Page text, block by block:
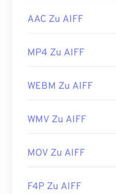
AAC Zu AIFF
MP4 Zu AIFF
WEBM Zu AIFF
WMV Zu AIFF
MOV Zu AIFF
F4P Zu AIFF